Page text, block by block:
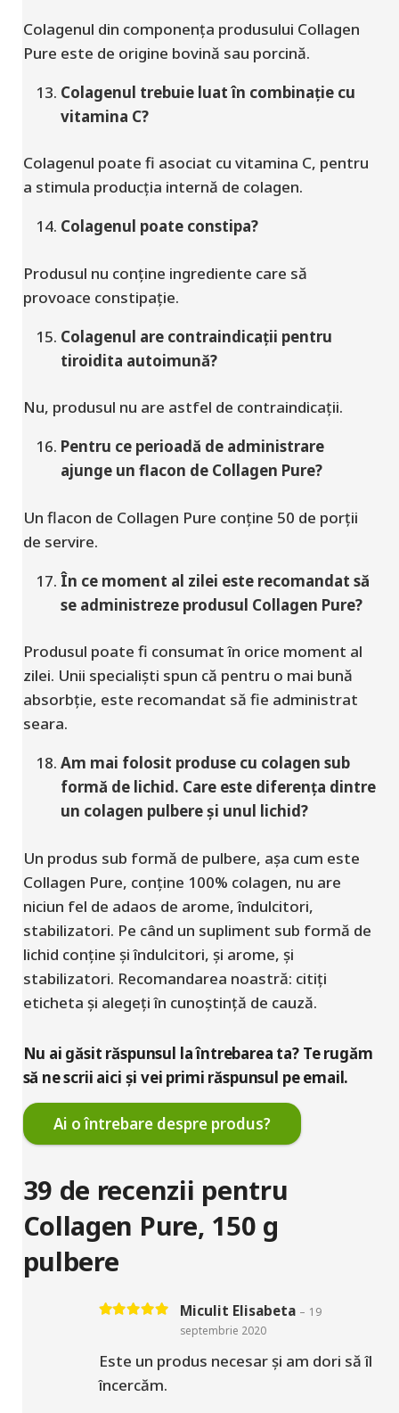
Colagenul din componența produsului Collagen
Pure este de origine bovină sau porcină.
Colagenul trebuie luat în combinație cu
vitamina C?
Colagenul poate fi asociat cu vitamina C, pentru
a stimula producția internă de colagen.
Colagenul poate constipa?
Produsul nu conține ingrediente care să
provoace constipație.
Colagenul are contraindicații pentru
tiroidita autoimună?
Nu, produsul nu are astfel de contraindicații.
Pentru ce perioadă de administrare
ajunge un flacon de Collagen Pure?
Un flacon de Collagen Pure conține 50 de porții
de servire.
În ce moment al zilei este recomandat să
se administreze produsul Collagen Pure?
Produsul poate fi consumat în orice moment al
zilei. Unii specialiști spun că pentru o mai bună
absorbție, este recomandat să fie administrat
seara.
Am mai folosit produse cu colagen sub
formă de lichid. Care este diferența dintre
un colagen pulbere și unul lichid?
Un produs sub formă de pulbere, așa cum este
Collagen Pure, conține 100% colagen, nu are
niciun fel de adaos de arome, îndulcitori,
stabilizatori. Pe când un supliment sub formă de
lichid conține și îndulcitori, și arome, și
stabilizatori. Recomandarea noastră: citiți
eticheta și alegeți în cunoștință de cauză.
Nu ai găsit răspunsul la întrebarea ta? Te rugăm
să ne scrii aici și vei primi răspunsul pe email.
Ai o întrebare despre produs?
39 de recenzii pentru
Collagen Pure, 150 g
pulbere
5din 5
Miculit Elisabeta – 19
septembrie 2020
Este un produs necesar și am dori să îl
încercăm.